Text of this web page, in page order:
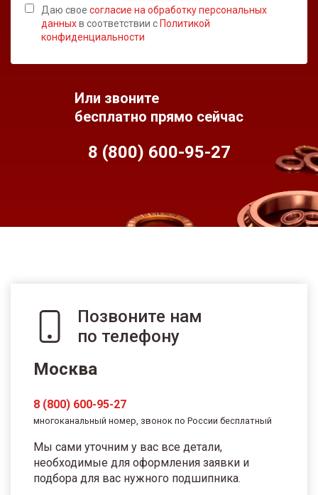
Даю свое согласие на обработку персональных
данныхв соответствии с Политикой
конфиденциальности
Или звоните
бесплатно прямо сейчас
8 (800) 600-95-27
Позвоните нам
по телефону
Москва
8 (800) 600-95-27
многоканальный номер, звонок по России бесплатный
Мы сами уточним у вас все детали,
необходимые для оформления заявки и
подбора для вас нужного подшипника.